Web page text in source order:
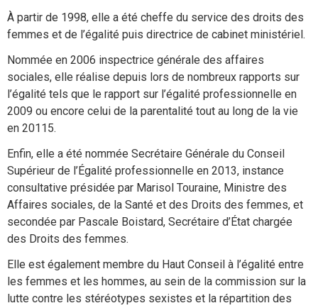
À partir de 1998, elle a été cheffe du service des droits des
femmes et de l’égalité puis directrice de cabinet ministériel.
Nommée en 2006 inspectrice générale des affaires
sociales, elle réalise depuis lors de nombreux rapports sur
l’égalité tels que le rapport sur l’égalité professionnelle en
2009 ou encore celui de la parentalité tout au long de la vie
en 20115.
Enfin, elle a été nommée Secrétaire Générale du Conseil
Supérieur de l’Égalité professionnelle en 2013, instance
consultative présidée par Marisol Touraine, Ministre des
Affaires sociales, de la Santé et des Droits des femmes, et
secondée par Pascale Boistard, Secrétaire d’État chargée
des Droits des femmes.
Elle est également membre du Haut Conseil à l’égalité entre
les femmes et les hommes, au sein de la commission sur la
lutte contre les stéréotypes sexistes et la répartition des